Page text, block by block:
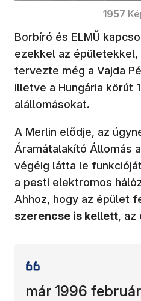
1957
Borbíró és ELMŰ
ezekkel az épületekkel,
tervezte még a Vajda
illetve a Hungária körút
alállomásokat.
A Merlin elődje, az
Áramátalakító Állomás
végéig látta le
a pesti elektromos
Ahhoz, hogy az épület
szerencse is kellett, az
már 1996